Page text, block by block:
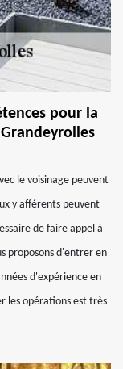
pour la
le voisinage peuvent
y afférents peuvent
de faire appel à
proposons d'entrer en
d'expérience en
les opérations est très